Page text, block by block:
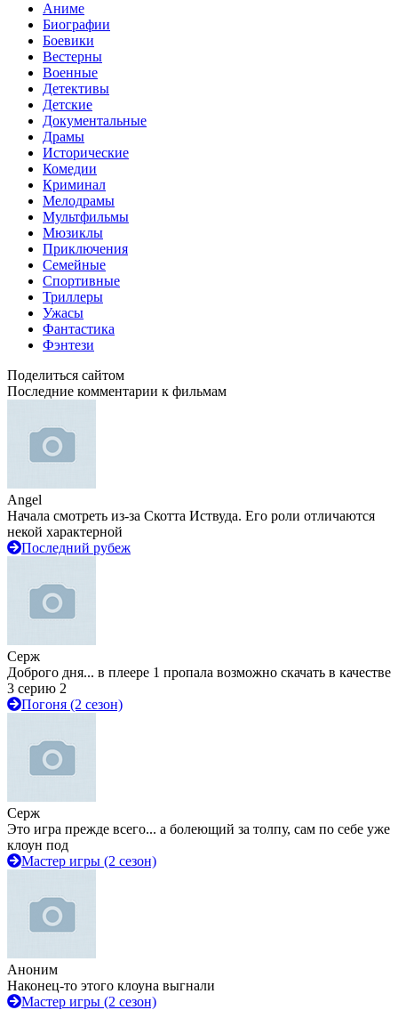
Аниме
Биографии
Боевики
Вестерны
Военные
Детективы
Детские
Документальные
Драмы
Исторические
Комедии
Криминал
Мелодрамы
Мультфильмы
Мюзиклы
Приключения
Семейные
Спортивные
Триллеры
Ужасы
Фантастика
Фэнтези
Поделиться сайтом
Последние комментарии к фильмам
Angel
Начала смотреть из-за Скотта Иствуда. Его роли отличаются
некой характерной
Последний рубеж
Серж
Доброго дня... в плеере 1 пропала возможно скачать в качестве
3 серию 2
Погоня (2 сезон)
Серж
Это игра прежде всего... а болеющий за толпу, сам по себе уже
клоун под
Мастер игры (2 сезон)
Аноним
Наконец-то этого клоуна выгнали
Мастер игры (2 сезон)